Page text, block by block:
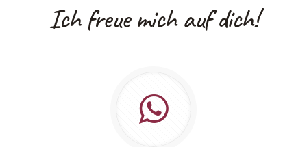
Ich freue mich auf dich!